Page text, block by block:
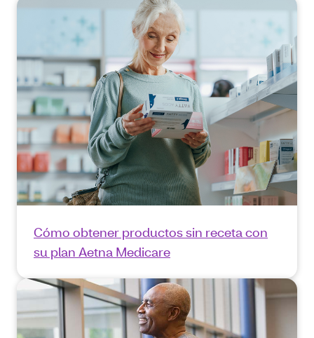
Cómo obtener productos sin receta con
su plan Aetna Medicare